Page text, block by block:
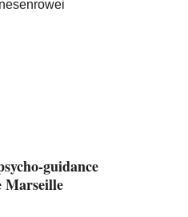
guidance
Marseille